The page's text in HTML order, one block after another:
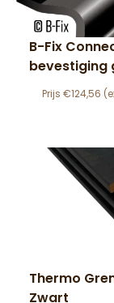
B-Fix
bevestiging
€124,56
Thermo
Zwart